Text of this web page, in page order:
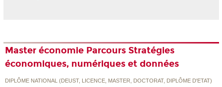
Master économie Parcours Stratégies
économiques, numériques et données
DIPLÔME NATIONAL (DEUST, LICENCE, MASTER, DOCTORAT, DIPLÔME D'ETAT)